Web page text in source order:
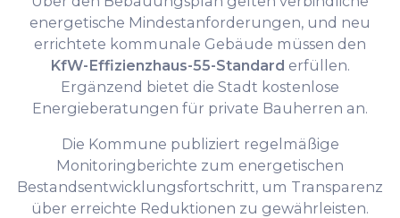
energetische Mindestanforderungen, und neu
errichtete kommunale Gebäude müssen den
KfW-Effizienzhaus-55-Standard erfüllen.
Ergänzend bietet die Stadt kostenlose
Energieberatungen für private Bauherren an.
Die Kommune publiziert regelmäßige
Monitoringberichte zum energetischen
Bestandsentwicklungsfortschritt, um Transparenz
über erreichte Reduktionen zu gewährleisten.